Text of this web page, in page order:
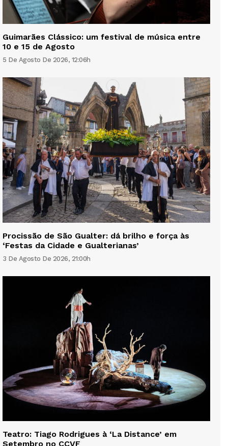
Guimarães Clássico: um festival de música entre
10 e 15 de Agosto
5 De Agosto De 2026, 12:06h
Procissão de São Gualter: dá brilho e força às
‘Festas da Cidade e Gualterianas’
3 De Agosto De 2026, 21:00h
Teatro: Tiago Rodrigues à ‘La Distance’ em
Setembro no CCVF